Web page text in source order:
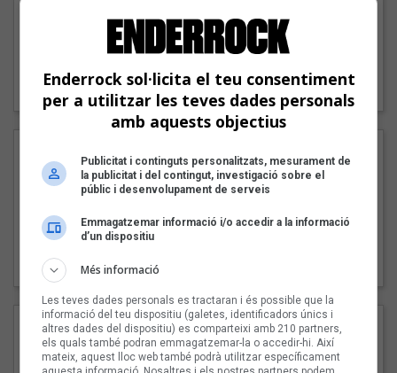
"Lo bueno y lo malo"
Carmen y María
Pep Álvarez amb Joan Muntaner (Xanguito)
Enderrock sol·licita el teu consentiment
per a utilitzar les teves dades personals
amb aquests objectius
Publicitat i continguts personalitzats, mesurament de
la publicitat i del contingut, investigació sobre el
públic i desenvolupament de serveis
Emmagatzemar informació i/o accedir a la informació
d’un dispositiu
Més informació
Les teves dades personals es tractaran i és possible que la
informació del teu dispositiu (galetes, identificadors únics i
altres dades del dispositiu) es comparteixi amb 210 partners,
els quals també podran emmagatzemar-la o accedir-hi. Així
mateix, aquest lloc web també podrà utilitzar específicament